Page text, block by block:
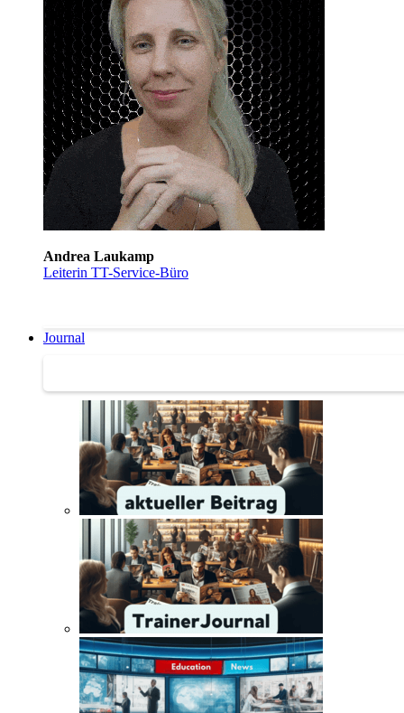
Andrea Laukamp
Leiterin TT-Service-Büro
Journal